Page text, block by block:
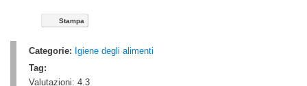
Stampa
Categorie: Igiene degli alimenti
Tag:
Valutazioni: 4.3